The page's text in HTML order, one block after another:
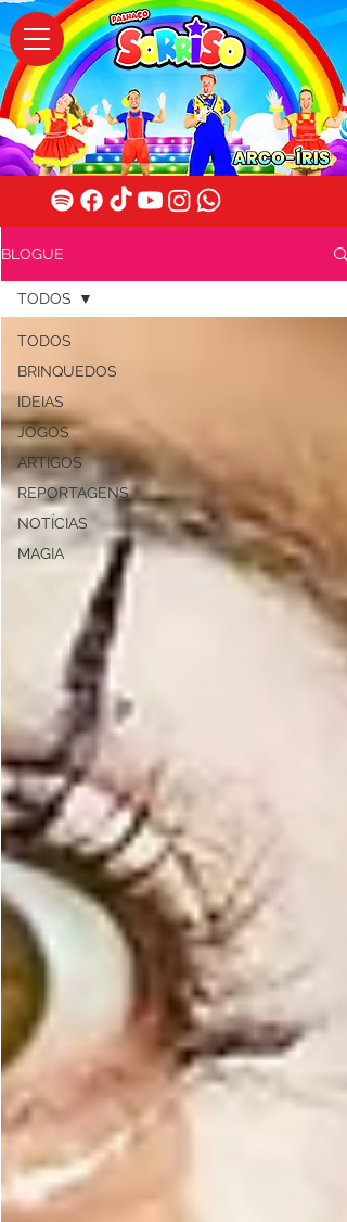
BLOGUE
TODOS
BRINQUEDOS
IDEIAS
JOGOS
ARTIGOS
REPORTAGENS
NOTÍCIAS
MAGIA
TODOS